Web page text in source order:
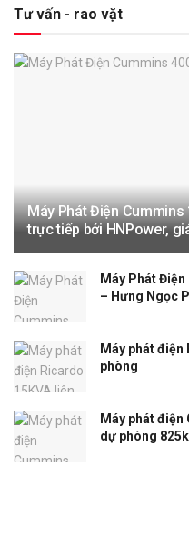
Tư vấn - rao vặt
Máy Phát Điện Cummins
trực tiếp bởi HNPower,
Máy Phát Điện
– Hưng Ngọc
Máy phát điện
phòng
Máy phát điện
dự phòng